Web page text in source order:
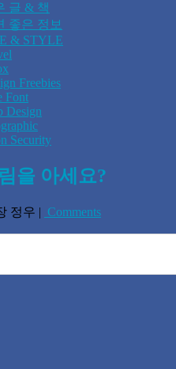
글 & 책
좋은 정보
& STYLE
Freebies
Font
Design
Security
을 아세요?
정우 | Comments